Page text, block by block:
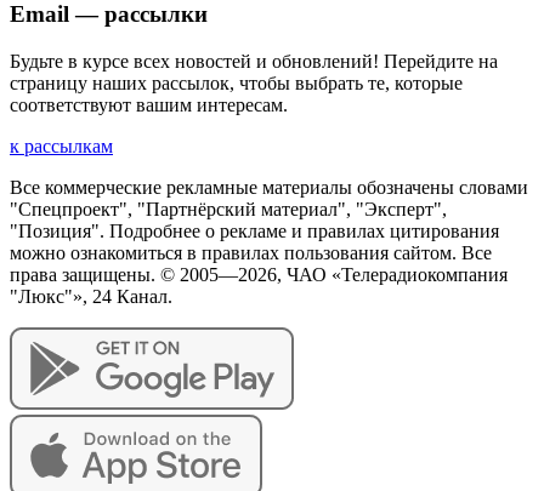
Email — рассылки
Будьте в курсе всех новостей и обновлений! Перейдите на
страницу наших рассылок, чтобы выбрать те, которые
соответствуют вашим интересам.
к рассылкам
Все коммерческие рекламные материалы обозначены словами
"Спецпроект", "Партнёрский материал", "Эксперт",
"Позиция". Подробнее о рекламе и правилах цитирования
можно ознакомиться в правилах пользования сайтом. Все
права защищены. © 2005—2026, ЧАО «Телерадиокомпания
"Люкс"», 24 Канал.